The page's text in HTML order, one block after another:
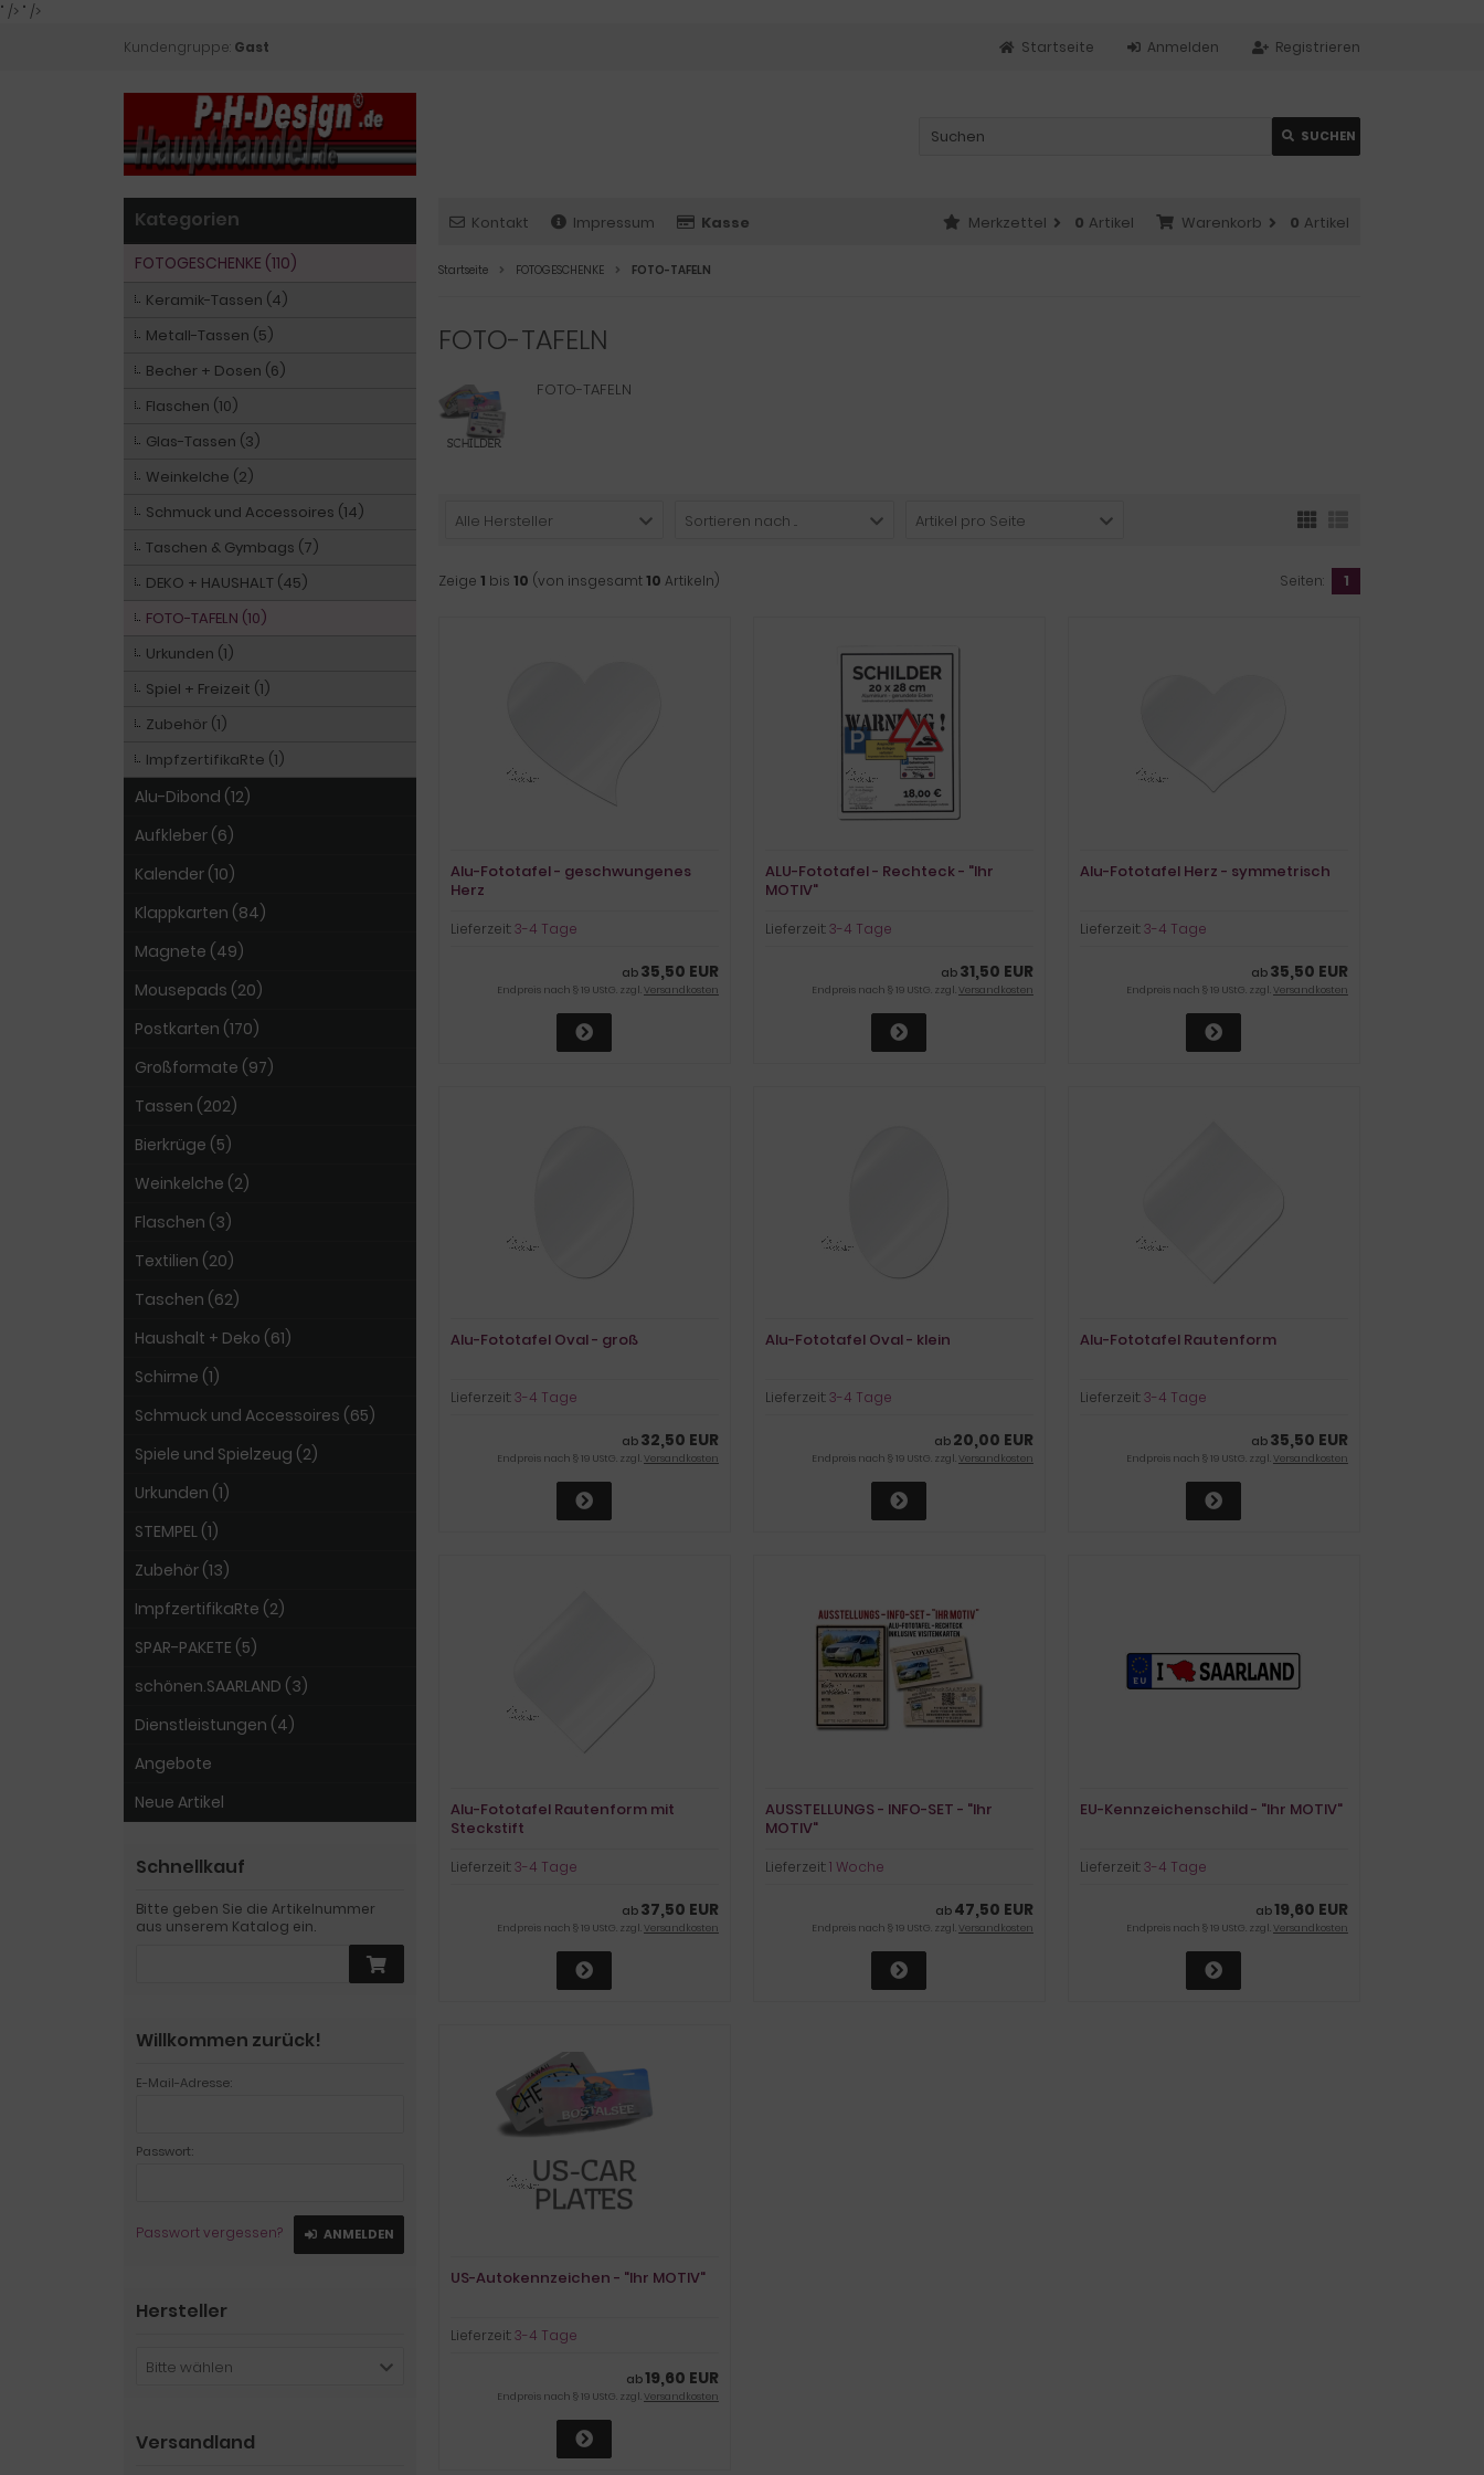
" /> " />
Kundengruppe: Gast Registrieren
Anmelden
Startseite
SUCHEN
Kontakt Impressum Kasse Warenkorb 0 Artikel
Merkzettel 0 Artikel
Startseite FOTOGESCHENKE FOTO-TAFELN
FOTO-TAFELN
FOTO-TAFELN
Alle Hersteller Sortieren nach ... Artikel pro Seite
Zeige 1 bis 10 (von insgesamt10 Artikeln) Seiten: 1
Alu-Fototafel - geschwungenes
Herz
Lieferzeit:3-4 Tage
ab 35,50 EUR
Endpreis nach § 19 UStG. zzgl.Versandkosten
ALU-Fototafel - Rechteck - "Ihr
MOTIV"
Lieferzeit:3-4 Tage
ab 31,50 EUR
Endpreis nach § 19 UStG. zzgl.Versandkosten
Alu-Fototafel Herz - symmetrisch
Lieferzeit:3-4 Tage
ab 35,50 EUR
Endpreis nach § 19 UStG. zzgl.Versandkosten
Alu-Fototafel Oval - groß
Lieferzeit:3-4 Tage
ab 32,50 EUR
Endpreis nach § 19 UStG. zzgl.Versandkosten
Alu-Fototafel Oval - klein
Lieferzeit:3-4 Tage
ab 20,00 EUR
Endpreis nach § 19 UStG. zzgl.Versandkosten
Alu-Fototafel Rautenform
Lieferzeit:3-4 Tage
ab 35,50 EUR
Endpreis nach § 19 UStG. zzgl.Versandkosten
Alu-Fototafel Rautenform mit
Steckstift
Lieferzeit:3-4 Tage
ab 37,50 EUR
Endpreis nach § 19 UStG. zzgl.Versandkosten
AUSSTELLUNGS - INFO-SET - "Ihr
MOTIV"
Lieferzeit:1 Woche
ab 47,50 EUR
Endpreis nach § 19 UStG. zzgl.Versandkosten
EU-Kennzeichenschild - "Ihr MOTIV"
Lieferzeit:3-4 Tage
ab19,60 EUR
Endpreis nach § 19 UStG. zzgl.Versandkosten
US-Autokennzeichen - "Ihr MOTIV"
Lieferzeit:3-4 Tage
ab19,60 EUR
Endpreis nach § 19 UStG. zzgl.Versandkosten
Kategorien
FOTOGESCHENKE (110)
Keramik-Tassen (4)
Metall-Tassen (5)
Becher + Dosen (6)
Flaschen (10)
Glas-Tassen (3)
Weinkelche (2)
Schmuck und Accessoires (14)
Taschen & Gymbags (7)
DEKO + HAUSHALT (45)
FOTO-TAFELN (10)
Urkunden (1)
Spiel + Freizeit (1)
Zubehör (1)
ImpfzertifikaRte (1)
Alu-Dibond (12)
Aufkleber (6)
Kalender (10)
Klappkarten (84)
Magnete (49)
Mousepads (20)
Postkarten (170)
Großformate (97)
Tassen (202)
Bierkrüge (5)
Weinkelche (2)
Flaschen (3)
Textilien (20)
Taschen (62)
Haushalt + Deko (61)
Schirme (1)
Schmuck und Accessoires (65)
Spiele und Spielzeug (2)
Urkunden (1)
STEMPEL (1)
Zubehör (13)
ImpfzertifikaRte (2)
SPAR-PAKETE (5)
schönen.SAARLAND (3)
Dienstleistungen (4)
Angebote
Neue Artikel
Schnellkauf
Bitte geben Sie die Artikelnummer
aus unserem Katalog ein.
Willkommen zurück!
E-Mail-Adresse:
Passwort:
Passwort vergessen? ANMELDEN
Hersteller
Bitte wählen
Versandland